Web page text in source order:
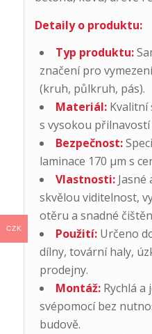
Detaily o produktu:
Typ produktu:
značení pro
(kruh, půlkruh, pás).
Materiál:Kvalitní
s vysokou
Bezpečnost:
laminace 170 µm s
Vlastnosti:Jasné
skvělou viditelnost,
otěru a snadné
Použití:Určeno
dílny, tovární haly,
prodejny.
Montáž:Rychlá a
svépomocí bez
budově.
CZK